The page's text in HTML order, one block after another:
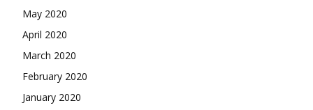
May 2020
April 2020
March 2020
February 2020
January 2020